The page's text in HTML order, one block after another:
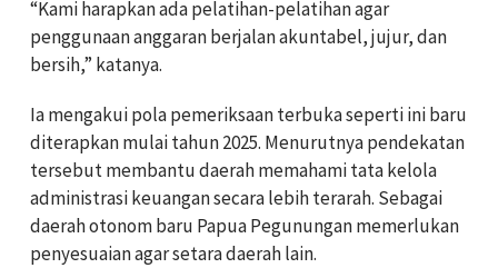
“Kami harapkan ada pelatihan-pelatihan agar
penggunaan anggaran berjalan akuntabel, jujur, dan
bersih,” katanya.
Ia mengakui pola pemeriksaan terbuka seperti ini baru
diterapkan mulai tahun 2025. Menurutnya pendekatan
tersebut membantu daerah memahami tata kelola
administrasi keuangan secara lebih terarah. Sebagai
daerah otonom baru Papua Pegunungan memerlukan
penyesuaian agar setara daerah lain.